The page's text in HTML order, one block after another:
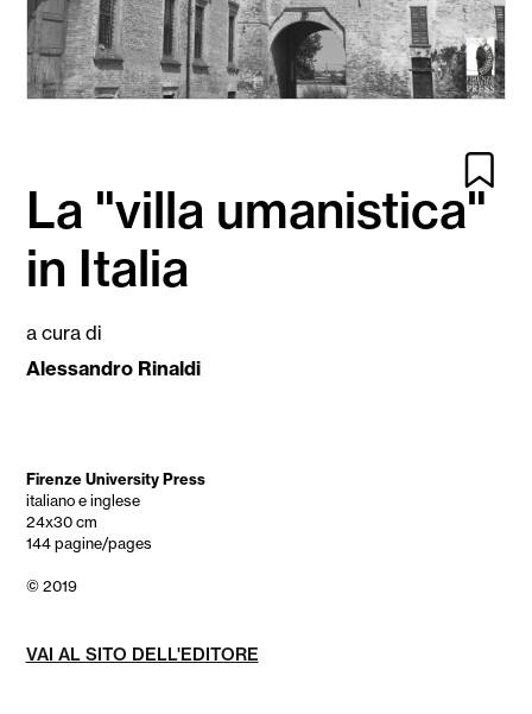
La "villa umanistica"
in Italia
a cura di
Alessandro Rinaldi
Firenze University Press
italiano e inglese
24x30 cm
144 pagine/pages
© 2019
VAI AL SITO DELL'EDITORE